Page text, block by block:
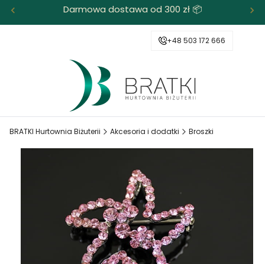
Darmowa dostawa od 300 zł 📦
+48 503 172 666
BRATKI Hurtownia Biżuterii Akcesoria i dodatki Broszki